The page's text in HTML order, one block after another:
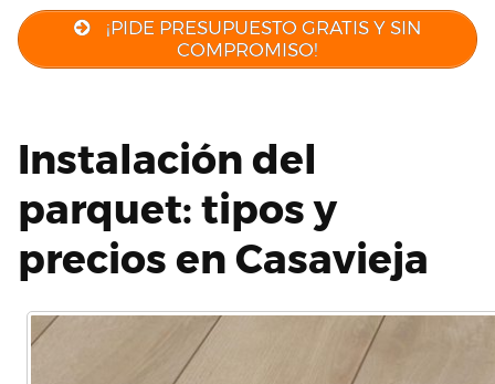
¡PIDE PRESUPUESTO GRATIS Y SIN
COMPROMISO!
Instalación del
parquet: tipos y
precios en Casavieja